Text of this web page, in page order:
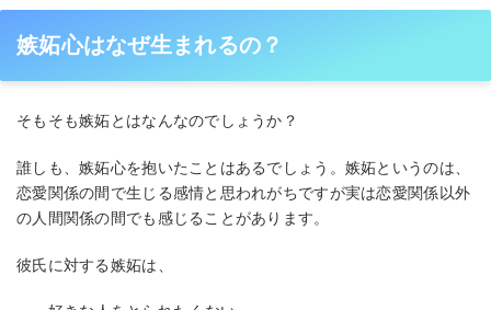
嫉妬心はなぜ生まれるの？
そもそも嫉妬とはなんなのでしょうか？
誰しも、嫉妬心を抱いたことはあるでしょう。嫉妬というのは、
恋愛関係の間で生じる感情と思われがちですが実は恋愛関係以外
の人間関係の間でも感じることがあります。
彼氏に対する嫉妬は、